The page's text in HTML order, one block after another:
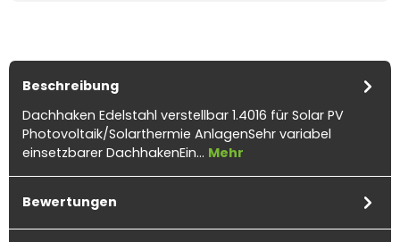
Beschreibung
Dachhaken Edelstahl verstellbar 1.4016 für Solar PV
Photovoltaik/Solarthermie AnlagenSehr variabel
einsetzbarer DachhakenEin… Mehr
Bewertungen